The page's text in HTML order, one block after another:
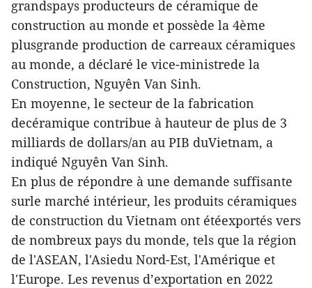
grandspays producteurs de céramique de
construction au monde et possède la 4ème
plusgrande production de carreaux céramiques
au monde, a déclaré le vice-ministrede la
Construction, Nguyên Van Sinh.
En moyenne, le secteur de la fabrication
decéramique contribue à hauteur de plus de 3
milliards de dollars/an au PIB duVietnam, a
indiqué Nguyên Van Sinh.
En plus de répondre à une demande suffisante
surle marché intérieur, les produits céramiques
de construction du Vietnam ont étéexportés vers
de nombreux pays du monde, tels que la région
de l'ASEAN, l'Asiedu Nord-Est, l'Amérique et
l'Europe. Les revenus d’exportation en 2022